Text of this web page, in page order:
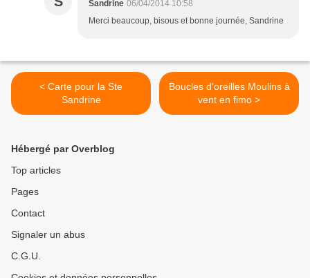
Sandrine 06/04/2014 10:58
Merci beaucoup, bisous et bonne journée, Sandrine
< Carte pour la Ste
Sandrine
Boucles d'oreilles Moulins à
vent en fimo >
Hébergé par Overblog
Top articles
Pages
Contact
Signaler un abus
C.G.U.